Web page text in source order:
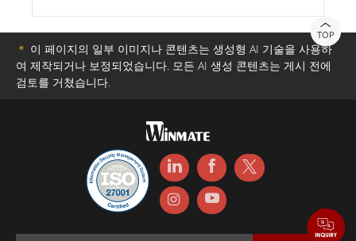
TOP
＊ 이 페이지의 일부 이미지나 콘텐츠는 생성형 AI 기술을 사용하
여 제작되거나 보정되었습니다. 모든 AI 생성 콘텐츠는 게시 전에
검토를 거쳤습니다.